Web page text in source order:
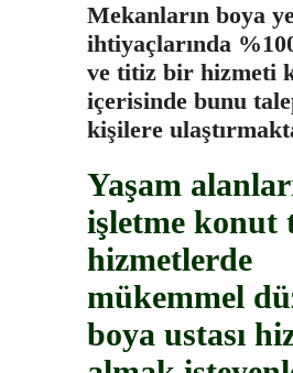
Mekanların boya
ihtiyaçlarında
ve titiz bir hizmeti
içerisinde bunu
kişilere
Yaşam
işletme konut
hizmetlerde
mükemmel
boya ustası